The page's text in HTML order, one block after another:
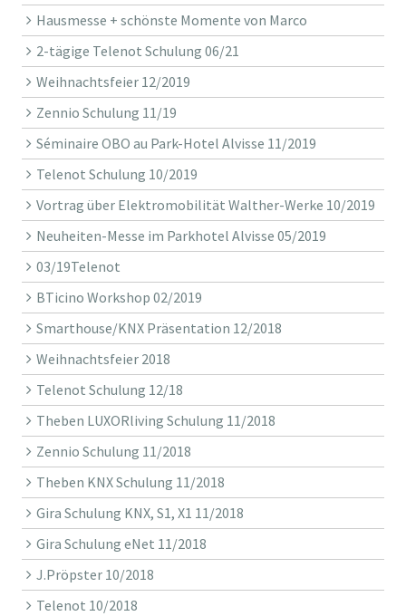
Hausmesse + schönste Momente von Marco
2-tägige Telenot Schulung 06/21
Weihnachtsfeier 12/2019
Zennio Schulung 11/19
Séminaire OBO au Park-Hotel Alvisse 11/2019
Telenot Schulung 10/2019
Vortrag über Elektromobilität Walther-Werke 10/2019
Neuheiten-Messe im Parkhotel Alvisse 05/2019
03/19Telenot
BTicino Workshop 02/2019
Smarthouse/KNX Präsentation 12/2018
Weihnachtsfeier 2018
Telenot Schulung 12/18
Theben LUXORliving Schulung 11/2018
Zennio Schulung 11/2018
Theben KNX Schulung 11/2018
Gira Schulung KNX, S1, X1 11/2018
Gira Schulung eNet 11/2018
J.Pröpster 10/2018
Telenot 10/2018